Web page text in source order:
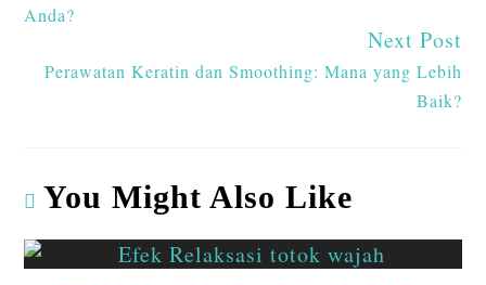
Anda?
Next Post
Perawatan Keratin dan Smoothing: Mana yang Lebih
Baik?
You Might Also Like